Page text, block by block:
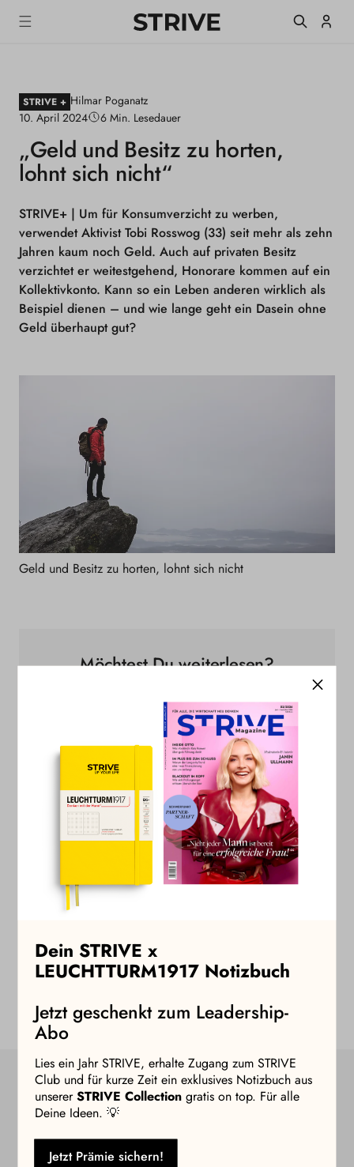
S
T
a
z
STRIVE + Hilmar Poganatz
10. April 2024
6 Min. Lesedauer
„Geld und Besitz zu horten,
lohnt sich nicht“
STRIVE+ | Um für Konsumverzicht zu werben,
verwendet Aktivist Tobi Rosswog (33) seit mehr als zehn
Jahren kaum noch Geld. Auch auf privaten Besitz
verzichtet er weitestgehend, Honorare kommen auf ein
Kollektivkonto. Kann so ein Leben anderen wirklich als
Beispiel dienen – und wie lange geht ein Dasein ohne
Geld überhaupt gut?
Geld und Besitz zu horten, lohnt sich nicht
Möchtest Du weiterlesen?
Jetzt STRIVE abonnieren, um diesen und alle
weiteren STRIVE+ Artikel zu lesen. Als
Jahresabonnent:in kannst Du zudem kostenlos an
allen Masterclasses teilnehmen und erhältst
exklusive Event-Einladungen sowie regelmäßige
Angebote und Vergünstigungen.
Zu den STRIVE Abos
Kontakt
04103 7044811
Dein STRIVE x
LEUCHTTURM1917 Notizbuch
Jetzt geschenkt zum Leadership-
Abo
Lies ein Jahr STRIVE, erhalte Zugang zum STRIVE
Club und für kurze Zeit ein exklusives Notizbuch aus
unsererSTRIVE Collection gratis on top. Für alle
Deine Ideen. 💡
Jetzt Prämie sichern!